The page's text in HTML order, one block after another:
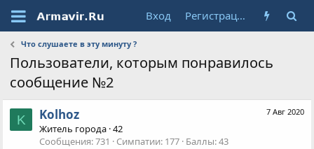
Вход Регистрация
Что слушаете в эту минуту ?
Пользователи, которым понравилось
сообщение №2
K
7 Авг 2020
Kolhoz
Житель города ·42
Сообщения 731 Симпатии 177 Баллы 43